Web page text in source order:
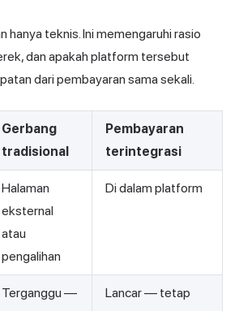
hanya teknis. Ini memengaruhi rasio
dan apakah platform tersebut
dari pembayaran sama sekali.
Gerbang
tradisional
Pembayaran
terintegrasi
Halaman
eksternal
atau
pengalihan
Di dalam platform
Terganggu —
Lancar — tetap